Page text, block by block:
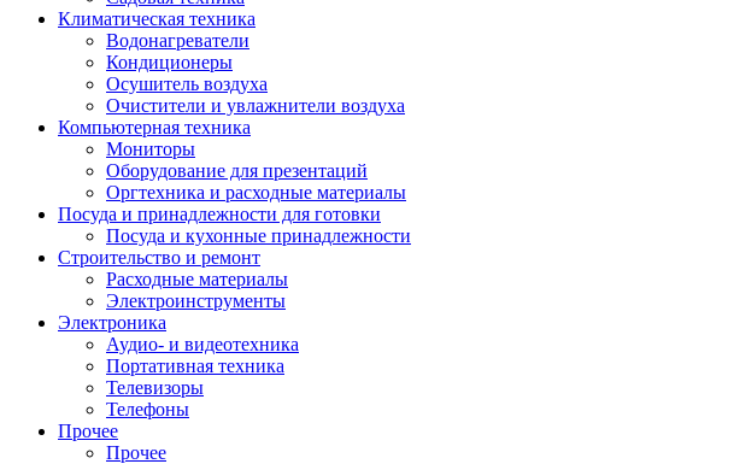
Климатическая техника
Водонагреватели
Кондиционеры
Осушитель воздуха
Очистители и увлажнители воздуха
Компьютерная техника
Мониторы
Оборудование для презентаций
Оргтехника и расходные материалы
Посуда и принадлежности для готовки
Посуда и кухонные принадлежности
Строительство и ремонт
Расходные материалы
Электроинструменты
Электроника
Аудио- и видеотехника
Портативная техника
Телевизоры
Телефоны
Прочее
Прочее